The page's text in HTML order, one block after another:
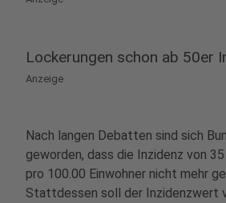
Lockerungen schon ab 50er
Anzeige
Nach langen Debatten sind sich
geworden, dass die Inzidenz von
pro 100.00 Einwohner nicht mehr
Stattdessen soll der Inzidenzwert